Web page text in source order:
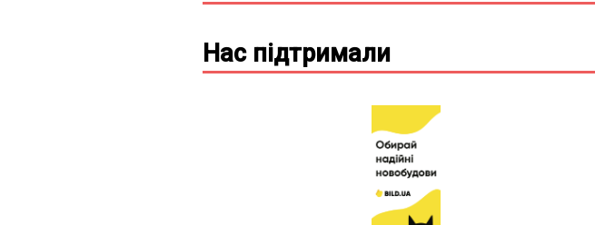
Нас підтримали